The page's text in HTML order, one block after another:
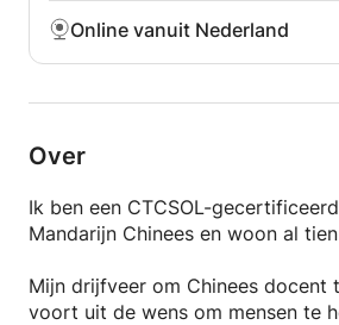
Online vanuit Nederland
Over
Ik ben een CTCSOL-
Mandarijn Chinees en woon al
Mijn drijfveer om Chinees docent
voort uit de wens om mensen te